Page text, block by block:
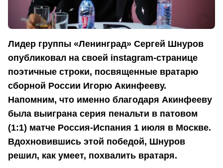
Лидер группы «Ленинград» Сергей Шнуров
опубликовал на своей instagram-странице
поэтичные строки, посвященные вратарю
сборной России Игорю Акинфееву.
Напомним, что именно благодаря Акинфееву
была выиграна серия пенальти в патовом
(1:1) матче Россия-Испания 1 июля в Москве.
Вдохновившись этой победой, Шнуров
решил, как умеет, похвалить вратаря.